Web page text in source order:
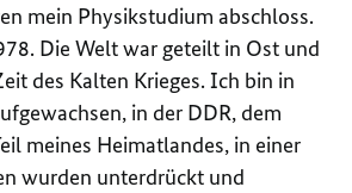
mein Physikstudium abschloss.
Die Welt war geteilt in Ost und
des Kalten Krieges. Ich bin in
in der DDR, dem
meines Heimatlandes, in einer
wurden unterdrückt und